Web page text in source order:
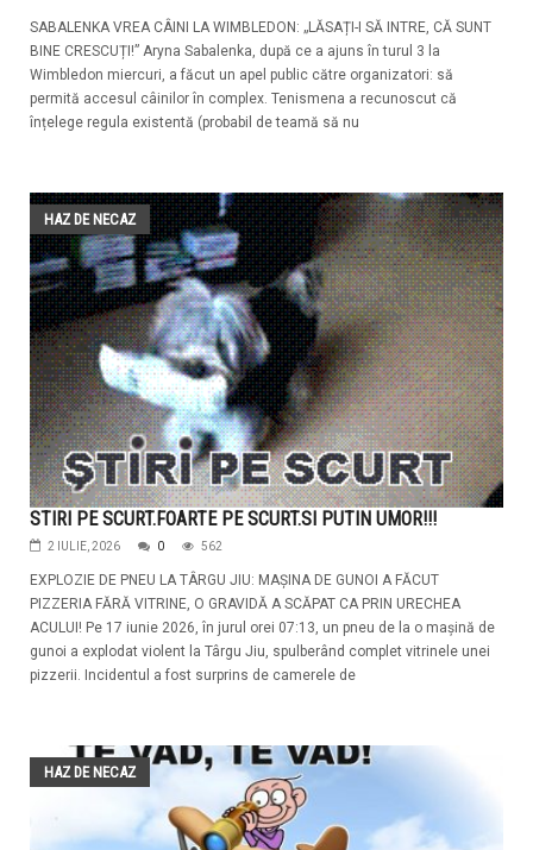
SABALENKA VREA CÂINI LA WIMBLEDON: „LĂSAȚI-I SĂ INTRE, CĂ SUNT
BINE CRESCUȚI!” Aryna Sabalenka, după ce a ajuns în turul 3 la
Wimbledon miercuri, a făcut un apel public către organizatori: să
permită accesul câinilor în complex. Tenismena a recunoscut că
înțelege regula existentă (probabil de teamă să nu
HAZ DE NECAZ
STIRI PE SCURT.FOARTE PE SCURT.SI PUTIN UMOR!!!
2 IULIE, 2026 0 562
EXPLOZIE DE PNEU LA TÂRGU JIU: MAȘINA DE GUNOI A FĂCUT
PIZZERIA FĂRĂ VITRINE, O GRAVIDĂ A SCĂPAT CA PRIN URECHEA
ACULUI! Pe 17 iunie 2026, în jurul orei 07:13, un pneu de la o mașină de
gunoi a explodat violent la Târgu Jiu, spulberând complet vitrinele unei
pizzerii. Incidentul a fost surprins de camerele de
HAZ DE NECAZ